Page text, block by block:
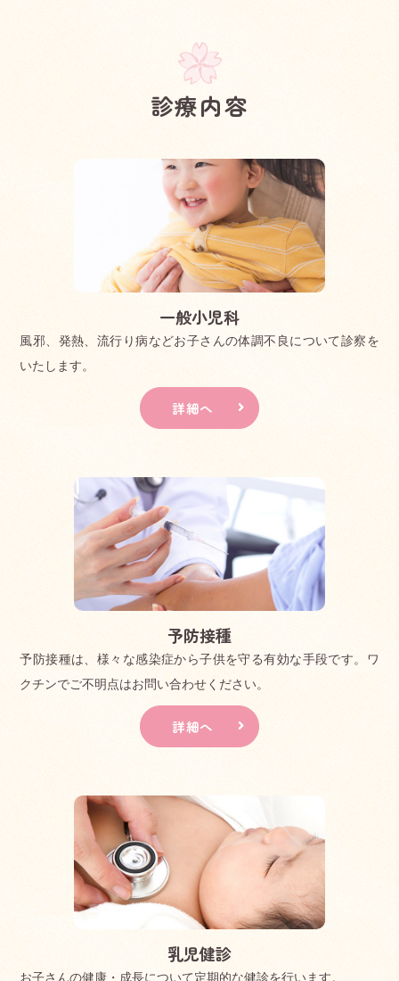
診療内容
一般小児科
風邪、発熱、流行り病などお子さんの体調不良について診察を
いたします。
詳細へ
予防接種
予防接種は、様々な感染症から子供を守る有効な手段です。ワ
クチンでご不明点はお問い合わせください。
詳細へ
乳児健診
お子さんの健康・成長について定期的な健診を行います。